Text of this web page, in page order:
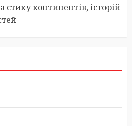
стику континентів, історій